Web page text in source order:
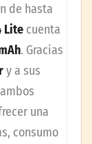
de hasta
Lite cuenta
. Gracias
y a sus
una
consumo